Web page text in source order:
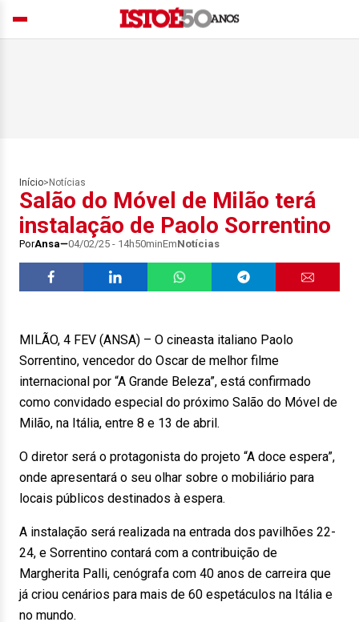
Início> Notícias
Salão do Móvel de Milão terá
instalação de Paolo Sorrentino
PorAnsa 04/02/25 - 14h50minEmNotícias
MILÃO, 4 FEV (ANSA) – O cineasta italiano Paolo
Sorrentino, vencedor do Oscar de melhor filme
internacional por “A Grande Beleza”, está confirmado
como convidado especial do próximo Salão do Móvel de
Milão, na Itália, entre 8 e 13 de abril.
O diretor será o protagonista do projeto “A doce espera”,
onde apresentará o seu olhar sobre o mobiliário para
locais públicos destinados à espera.
A instalação será realizada na entrada dos pavilhões 22-
24, e Sorrentino contará com a contribuição de
Margherita Palli, cenógrafa com 40 anos de carreira que
já criou cenários para mais de 60 espetáculos na Itália e
no mundo.